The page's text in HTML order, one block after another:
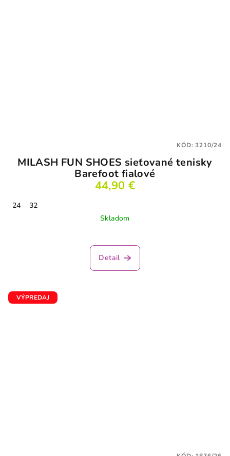
MILASH FUN SHOES sieťované tenisky
Barefoot fialové
44,90 €
24
32
Skladom
hodnotenie
produktu
Detail
KÓD:3210/24
VÝPREDAJ